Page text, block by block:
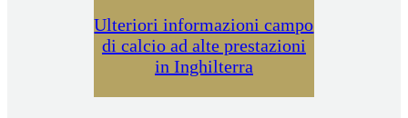
Ulteriori informazioni campo
di calcio ad alte prestazioni
in Inghilterra